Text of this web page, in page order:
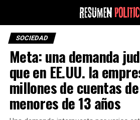
SOCIEDAD
Meta: una demanda
que en EE.UU. la
millones de cuentas
menores de 13 años